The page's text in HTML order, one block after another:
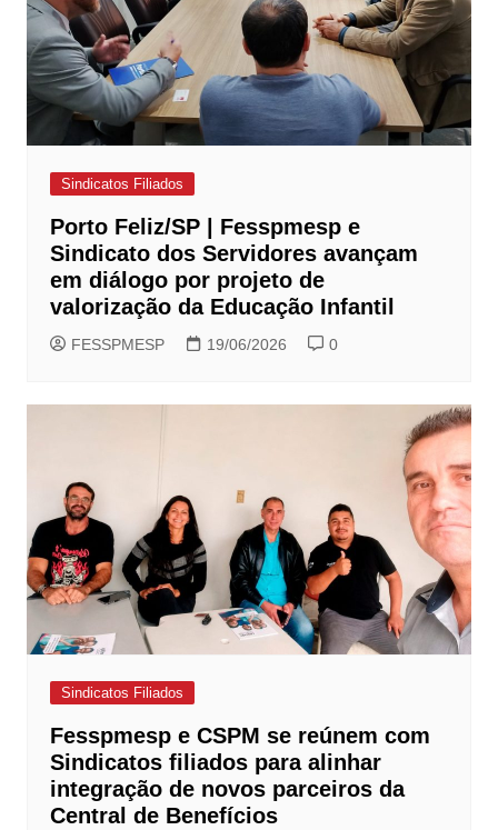
Sindicatos Filiados
Porto Feliz/SP | Fesspmesp e
Sindicato dos Servidores avançam
em diálogo por projeto de
valorização da Educação Infantil
FESSPMESP 19/06/2026 0
Sindicatos Filiados
Fesspmesp e CSPM se reúnem com
Sindicatos filiados para alinhar
integração de novos parceiros da
Central de Benefícios